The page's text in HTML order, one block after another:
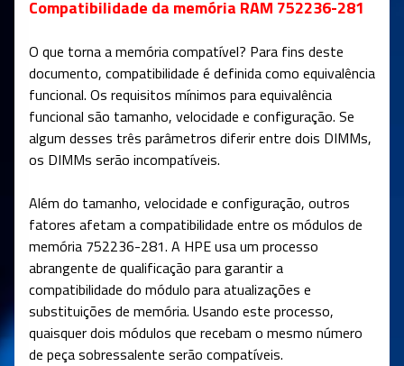
Compatibilidade da memória RAM 752236-281
O que torna a memória compatível? Para fins deste
documento, compatibilidade é definida como equivalência
funcional. Os requisitos mínimos para equivalência
funcional são tamanho, velocidade e configuração. Se
algum desses três parâmetros diferir entre dois DIMMs,
os DIMMs serão incompatíveis.
Além do tamanho, velocidade e configuração, outros
fatores afetam a compatibilidade entre os módulos de
memória 752236-281. A HPE usa um processo
abrangente de qualificação para garantir a
compatibilidade do módulo para atualizações e
substituições de memória. Usando este processo,
quaisquer dois módulos que recebam o mesmo número
de peça sobressalente serão compatíveis.